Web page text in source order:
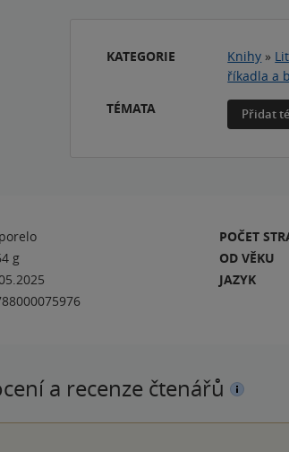
KATEGORIE Knihy »
říkadla a
TÉMATA
Přidat
g
POČET
OD VĚKU
JAZYK
a recenze čtenářů